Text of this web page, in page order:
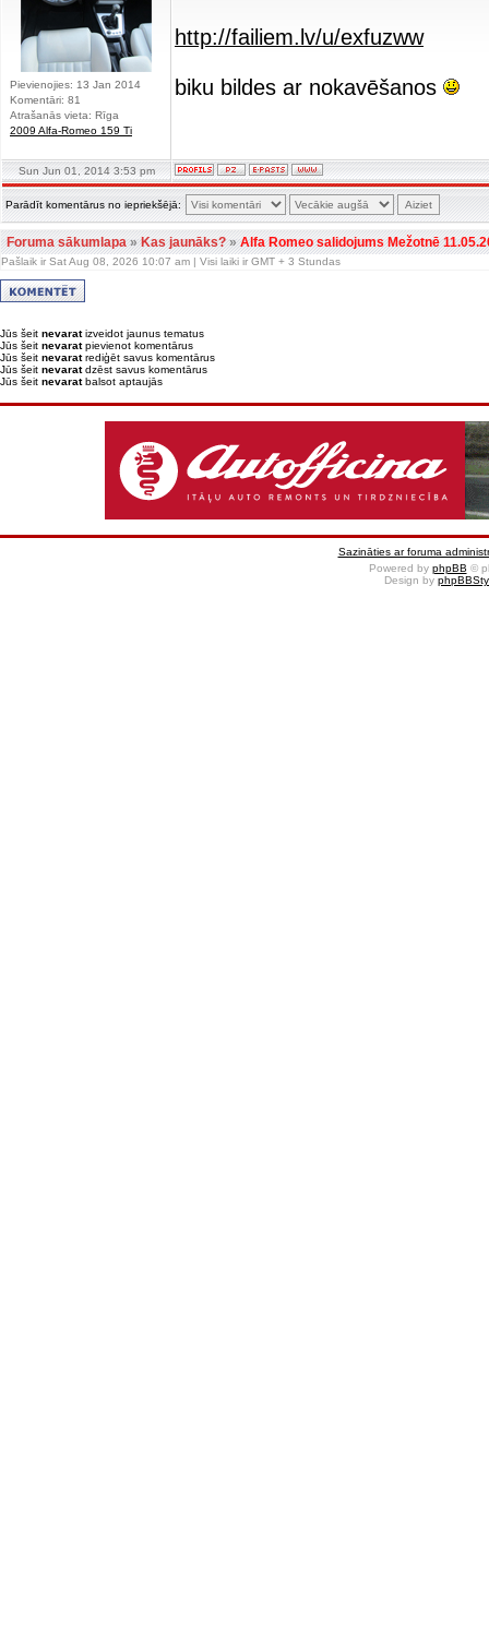
Pievienojies: 13 Jan 2014
Komentāri: 81
Atrašanās vieta: Rīga
2009 Alfa-Romeo 159 Ti
http://failiem.lv/u/exfuzww
biku bildes ar nokavēšanos
Sun Jun 01, 2014 3:53 pm
Parādīt komentārus no iepriekšējā:
Foruma sākumlapa»Kas jaunāks?»Alfa Romeo salidojums Mežotnē
Pašlaik ir Sat Aug 08, 2026 10:07 am | Visi laiki ir GMT + 3 Stundas
Jūs šeit nevaratizveidot jaunus tematus
Jūs šeit nevaratpievienot komentārus
Jūs šeit nevaratrediģēt savus komentārus
Jūs šeit nevaratdzēst savus komentārus
Jūs šeit nevaratbalsot aptaujās
Sazināties ar foruma
Powered by phpBB ©
Design by